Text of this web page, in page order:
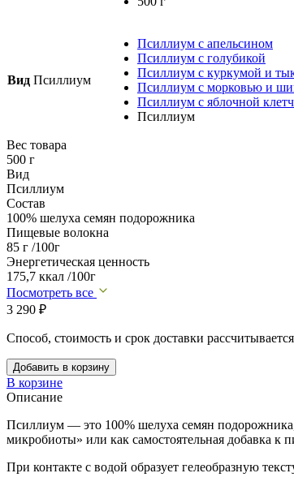
Вид Псиллиум
Псиллиум с апельсином
Псиллиум с голубикой
Псиллиум с куркумой и
Псиллиум с морковью и
Псиллиум с яблочной
Псиллиум
Вес товара
500 г
Вид
Псиллиум
Состав
100% шелуха семян подорожника
Пищевые волокна
85 г /100г
Энергетическая ценность
175,7 ккал /100г
Посмотреть все
3 290 ₽
Способ, стоимость и срок доставки
Добавить в корзину
В корзине
Описание
Псиллиум — это 100% шелуха семян
микробиоты» или как самостоятельная добавка к
При контакте с водой образует гелеобразную